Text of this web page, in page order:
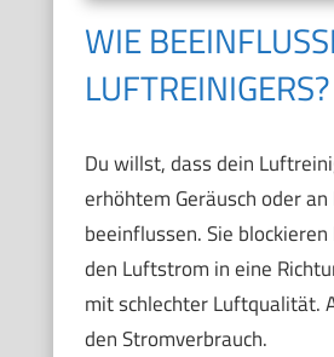
WIE
LUFTREINIGERS?
Du willst, dass dein
erhöhtem Geräusch oder
beeinflussen. Sie
den Luftstrom in eine
mit schlechter Luftqualität.
den Stromverbrauch.